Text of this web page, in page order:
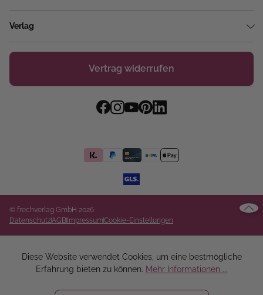
Verlag
Vertrag widerrufen
© frechverlag GmbH 2026
DatenschutzAGB ImpressumCookie-Einstellungen
Diese Website verwendet Cookies, um eine bestmögliche
Erfahrung bieten zu können. Mehr Informationen ...